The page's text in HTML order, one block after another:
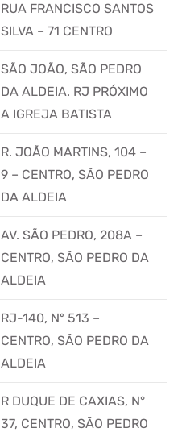
RUA FRANCISCO SANTOS
SILVA – 71 CENTRO
SÃO JOÃO, SÃO PEDRO
DA ALDEIA. RJ PRÓXIMO
A IGREJA BATISTA
R. JOÃO MARTINS, 104 –
9 – CENTRO, SÃO PEDRO
DA ALDEIA
AV. SÃO PEDRO, 208A –
CENTRO, SÃO PEDRO DA
ALDEIA
RJ-140, Nº 513 –
CENTRO, SÃO PEDRO DA
ALDEIA
R DUQUE DE CAXIAS, N°
37, CENTRO, SÃO PEDRO